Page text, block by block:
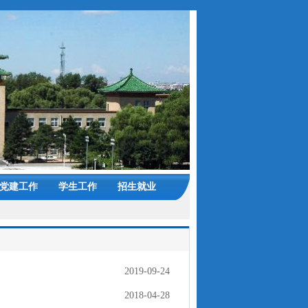
党建工作 学生工作 招生就业
2019-09-24
2018-04-28